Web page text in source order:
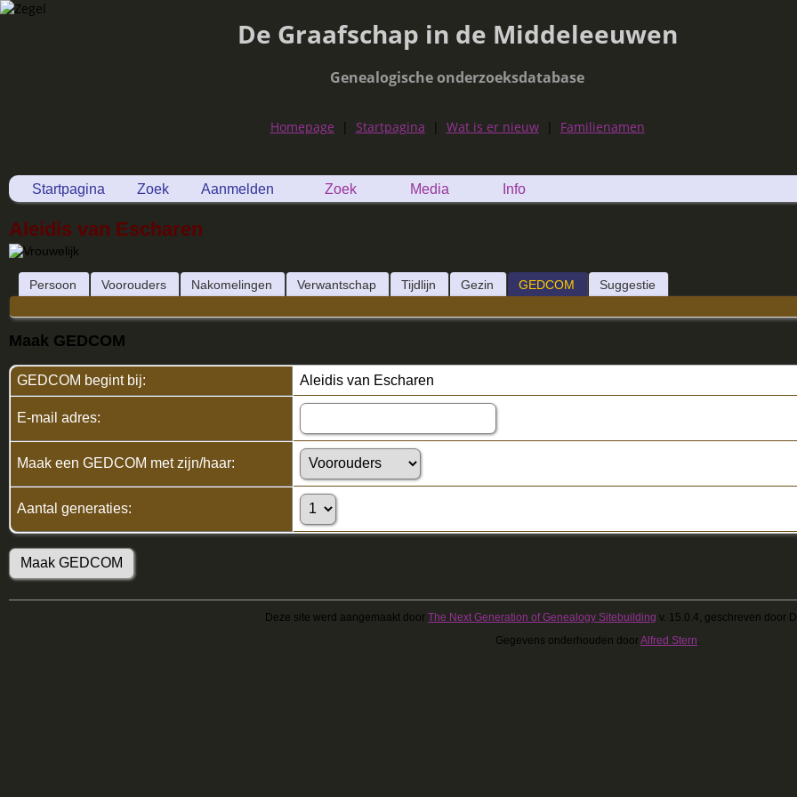
De Graafschap in de Middeleeuwen
Genealogische onderzoeksdatabase
Homepage Startpagina Wat is er nieuw| Familienamen
Startpagina Zoek Aanmelden Zoek Media Info
Aleidis van Escharen
Persoon Voorouders Nakomelingen Verwantschap Tijdlijn Gezin GEDCOM Suggestie
Maak GEDCOM
GEDCOM begint bij: Aleidis van Escharen
E-mail adres:
Maak een GEDCOM met zijn/haar:
Aantal generaties:
Deze site werd aangemaakt door The Next Generation of Genealogy Sitebuilding v. 15.0.4, geschreven door
Gegevens onderhouden doorAlfred Stern